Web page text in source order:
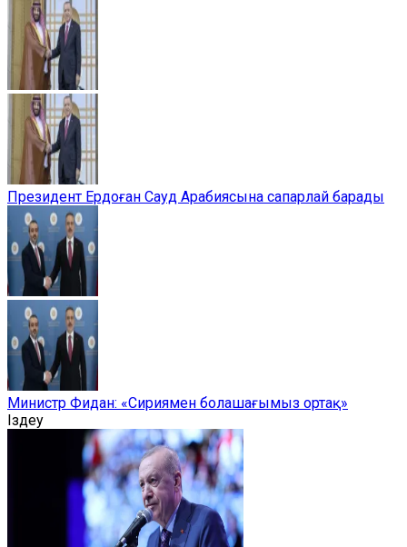
Президент Ердоған Сауд Арабиясына сапарлай барады
Министр Фидан: «Сириямен болашағымыз ортақ»
Іздеу